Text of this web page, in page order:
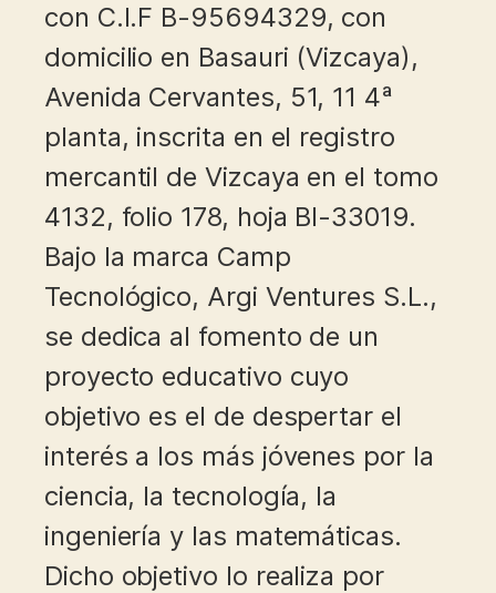
con C.I.F B-95694329, con
domicilio en Basauri (Vizcaya),
Avenida Cervantes, 51, 11 4ª
planta, inscrita en el registro
mercantil de Vizcaya en el tomo
4132, folio 178, hoja BI-33019.
Bajo la marca Camp
Tecnológico, Argi Ventures S.L.,
se dedica al fomento de un
proyecto educativo cuyo
objetivo es el de despertar el
interés a los más jóvenes por la
ciencia, la tecnología, la
ingeniería y las matemáticas.
Dicho objetivo lo realiza por